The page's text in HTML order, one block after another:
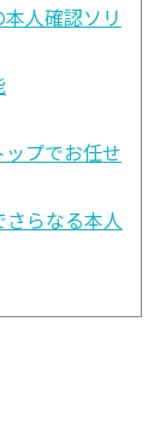
人確認ソリ
プでお任せ
らなる本人